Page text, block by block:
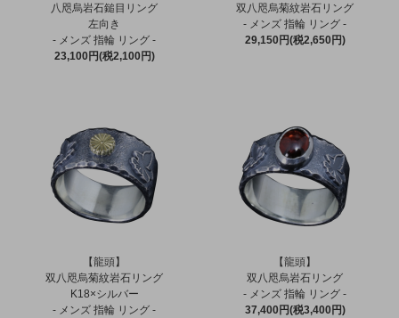
八咫烏岩石鎚目リング
左向き
- メンズ 指輪 リング -
23,100円(税2,100円)
双八咫烏菊紋岩石リング
- メンズ 指輪 リング -
29,150円(税2,650円)
【龍頭】
双八咫烏菊紋岩石リング
K18×シルバー
- メンズ 指輪 リング -
【龍頭】
双八咫烏岩石リング
- メンズ 指輪 リング -
37,400円(税3,400円)